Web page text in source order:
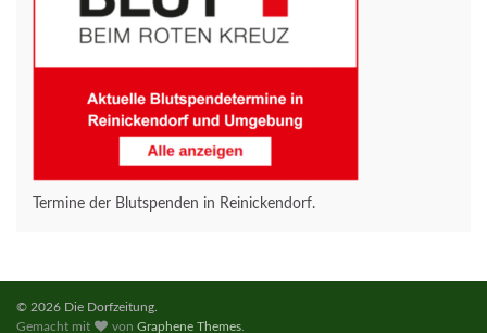
Termine der Blutspenden in Reinickendorf.
© 2026 Die Dorfzeitung.
Gemacht mit
vonGraphene Themes